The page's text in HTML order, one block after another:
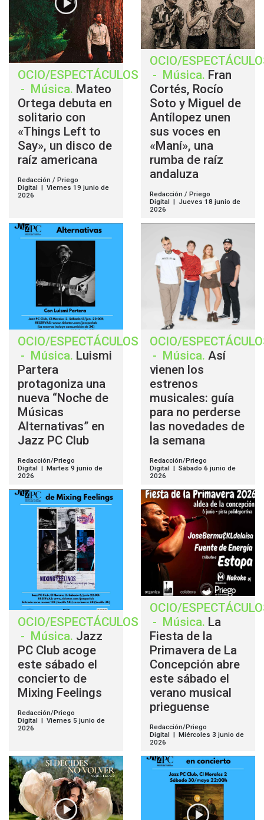
OCIO/ESPECTÁCULOS
- Música. Mateo
Ortega debuta en
solitario con
«Things Left to
Say», un disco de
raíz americana
Redacción / Priego
Digital | Viernes 19 junio de
2026
OCIO/
- Música. Fran
Cortés, Rocío
Soto y Miguel de
Antílopez unen
sus voces en
«Maní», una
rumba de raíz
andaluza
Redacción / Priego
Digital | Jueves 18 junio de
2026
OCIO/ESPECTÁCULOS
- Música. Luismi
Partera
protagoniza una
nueva “Noche de
Músicas
Alternativas” en
Jazz PC Club
Redacción/Priego
Digital | Martes 9 junio de
2026
OCIO/
- Música. Así
vienen los
estrenos
musicales: guía
para no perderse
las novedades de
la semana
Redacción/Priego
Digital | Sábado 6 junio de
2026
OCIO/ESPECTÁCULOS
- Música. Jazz
PC Club acoge
este sábado el
concierto de
Mixing Feelings
Redacción/Priego
Digital | Viernes 5 junio de
2026
OCIO/
- Música. La
Fiesta de la
Primavera de La
Concepción abre
este sábado el
verano musical
prieguense
Redacción/Priego
Digital | Miércoles 3 junio de
2026